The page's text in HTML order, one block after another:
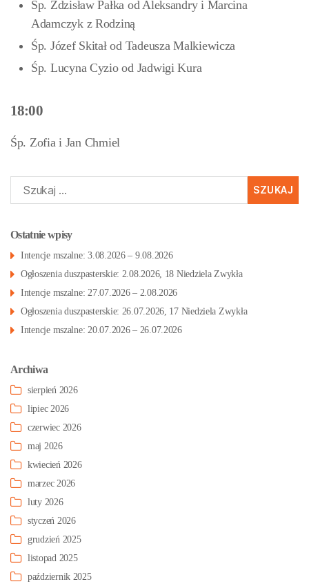
Śp. Zdzisław Pałka od Aleksandry i Marcina
Adamczyk z Rodziną
Śp. Józef Skitał od Tadeusza Malkiewicza
Śp. Lucyna Cyzio od Jadwigi Kura
18:00
Śp. Zofia i Jan Chmiel
Szukaj:
Ostatnie wpisy
Intencje mszalne: 3.08.2026 – 9.08.2026
Ogłoszenia duszpasterskie: 2.08.2026, 18 Niedziela Zwykła
Intencje mszalne: 27.07.2026 – 2.08.2026
Ogłoszenia duszpasterskie: 26.07.2026, 17 Niedziela Zwykła
Intencje mszalne: 20.07.2026 – 26.07.2026
Archiwa
sierpień 2026
lipiec 2026
czerwiec 2026
maj 2026
kwiecień 2026
marzec 2026
luty 2026
styczeń 2026
grudzień 2025
listopad 2025
październik 2025